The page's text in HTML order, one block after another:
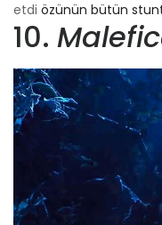
etdi özünün bütün
10.